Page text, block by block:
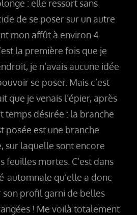
: elle ressort sans
de se poser sur un autre
mon affût à environ 4
la première fois que je
je n’avais aucune idée
se poser. Mais c’est
que je venais l’épier, après
temps désirée : la branche
posée est une branche
sur laquelle sont encore
feuilles mortes. C’est dans
automnale qu’elle a donc
profil garni de belles
! Me voilà totalement